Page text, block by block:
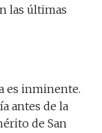
las últimas
es inminente.
antes de la
de San